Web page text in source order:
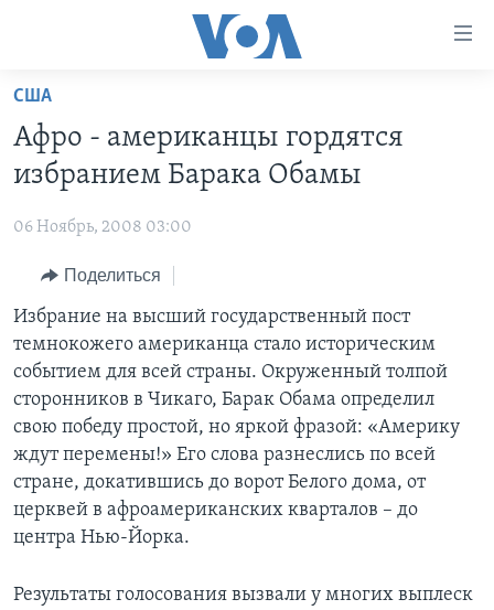
Перейти
основной
контент
Перейти
навигации
Перейти
поиск
ГЛАВНОЕ
ПРОГРАММЫ
НОВОСТИ ЗА МИНУТУ
ИТОГИ
ПОЧЕМУ ЭТО ВАЖНО?
ДЕТАЛИ
НЬЮ-ЙОРК NEW YORK
АМЕРИКА. БОЛЬШОЕ ПУТЕШЕСТВИЕ
ПРОЕКТЫ
УЧИМ АНГЛИЙСКИЙ
НАША АМЕРИКАНСКАЯ ИСТОРИЯ
А КАК В АМЕРИКЕ?
АМЕРИКАНСКИЕ ГОРОДКИ
ТЕСТЫ
ЭКСПЕРТИЗА
ИНТЕРВЬЮ
ФАКТЫ ПРОТИВ ФЕЙКОВ
ЗА СВОБОДУ ПРЕССЫ
УЧИМ АНГЛИЙСКИЙ
ВИДЕО
ПОДПИСКА НА НОВОСТИ
Learning English
СОЦИАЛЬНЫЕ СЕТИ
США
Афро - американцы гордятся
избранием Барака Обамы
06 Ноябрь, 2008 03:00
Поделиться
Избрание на высший государственный пост
темнокожего американца стало историческим
событием для всей страны. Окруженный толпой
сторонников в Чикаго, Барак Обама определил
свою победу простой, но яркой фразой: «Америку
ждут перемены!» Его слова разнеслись по всей
стране, докатившись до ворот Белого дома, от
церквей в афроамериканских кварталов – до
центра Нью-Йорка.
Результаты голосования вызвали у многих выплеск